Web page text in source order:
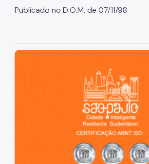
Publicado no D.O.M. de 07/11/98
São Paulo, cidade inteligente,